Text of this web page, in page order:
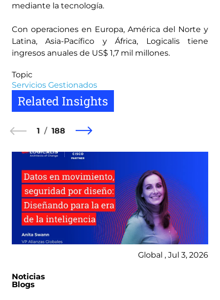
mediante la tecnología.
Con operaciones en Europa, América del Norte y
Latina, Asia-Pacífico y África, Logicalis tiene
ingresos anuales de US$ 1,7 mil millones.
Topic
Servicios Gestionados
Related Insights
1 188
Global , Jul 3, 2026
Noticias
Blogs